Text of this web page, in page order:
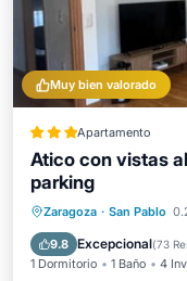
Muy bien valorado
Apartamento
Atico con vistas
parking
Zaragoza · San Pablo
9.8 Excepcional(73
1 Dormitorio 1 Baño 4
Aire